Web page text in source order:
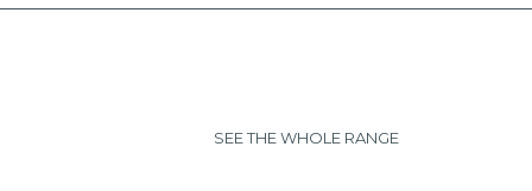
SEE THE WHOLE RANGE